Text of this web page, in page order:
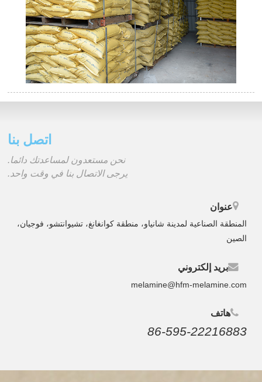
اتصل بنا
نحن مستعدون لمساعدتك دائما.
يرجى الاتصال بنا في وقت واحد.
عنوان
المنطقة الصناعية لمدينة شانياو، منطقة كوانغانغ، تشيوانتشو، فوجيان،
الصين
بريد إلكتروني
melamine@hfm-melamine.com
هاتف
86-595-22216883